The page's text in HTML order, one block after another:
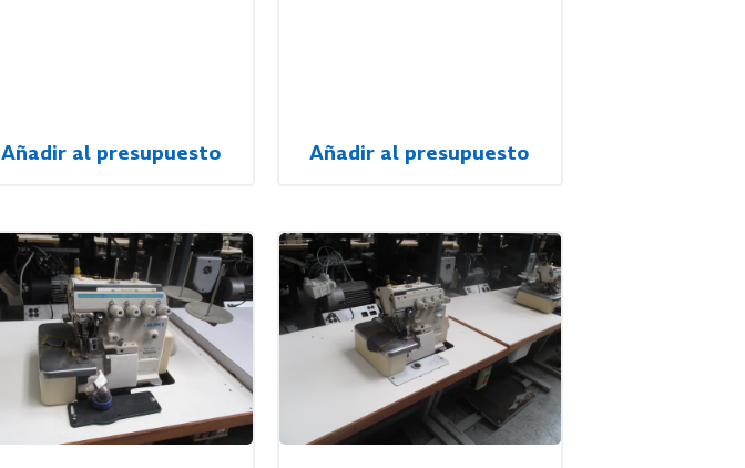
Añadir al presupuesto Añadir al presupuesto